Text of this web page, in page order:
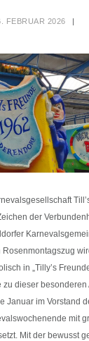
FEBRUAR 2026
der
in „Tilly’s
dieser besonderen
Januar im Vorstand
mit
Mit der bewusst